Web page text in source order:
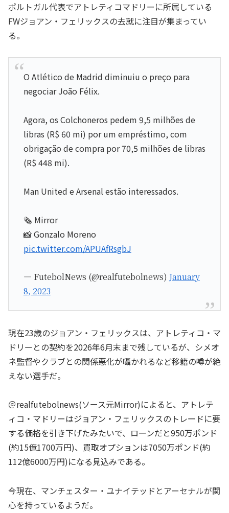
ポルトガル代表でアトレティコマドリーに所属している
FWジョアン・フェリックスの去就に注目が集まってい
る。
O Atlético de Madrid diminuiu o preço para
negociar João Félix.
Agora, os Colchoneros pedem 9,5 milhões de
libras (R$ 60 mi) por um empréstimo, com
obrigação de compra por 70,5 milhões de libras
(R$ 448 mi).
Man United e Arsenal estão interessados.
🗞️ Mirror
📸 Gonzalo Moreno
pic.twitter.com/APUAfRsgbJ
— FutebolNews (@realfutebolnews) January
8, 2023
現在23歳のジョアン・フェリックスは、アトレティコ・マ
ドリーとの契約を2026年6月末まで残しているが、シメオ
ネ監督やクラブとの関係悪化が囁かれるなど移籍の噂が絶
えない選手だ。
＠realfutebolnews(ソース元Mirror)によると、アトレテ
ィコ・マドリーはジョアン・フェリックスのトレードに要
する価格を引き下げたみたいで、ローンだと950万ポンド
(約15億1700万円)、買取オプションは7050万ポンド(約
112億6000万円)になる見込みである。
今現在、マンチェスター・ユナイテッドとアーセナルが関
心を持っているようだ。